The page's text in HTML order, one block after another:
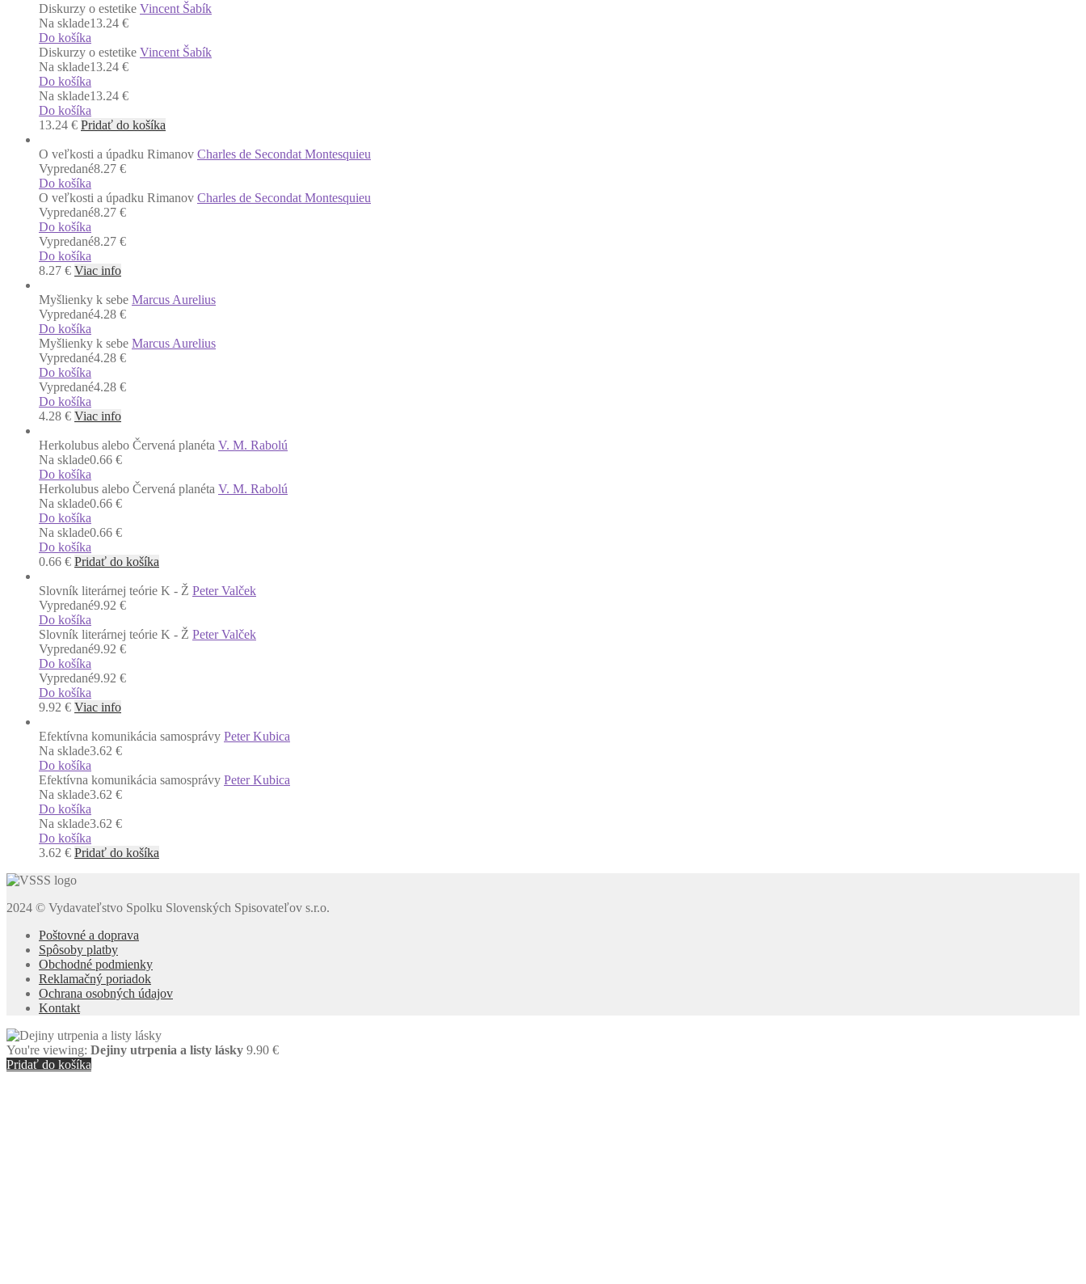
Diskurzy o estetike Vincent Šabík
Na sklade13.24 €
Do košíka
Diskurzy o estetike Vincent Šabík
Na sklade13.24 €
Do košíka
Na sklade13.24 €
Do košíka
13.24 € Pridať do košíka
O veľkosti a úpadku Rimanov Charles de Secondat Montesquieu
Vypredané8.27 €
Do košíka
O veľkosti a úpadku Rimanov Charles de Secondat Montesquieu
Vypredané8.27 €
Do košíka
Vypredané8.27 €
Do košíka
8.27 € Viac info
Myšlienky k sebe Marcus Aurelius
Vypredané4.28 €
Do košíka
Myšlienky k sebe Marcus Aurelius
Vypredané4.28 €
Do košíka
Vypredané4.28 €
Do košíka
4.28 € Viac info
Herkolubus alebo Červená planéta V. M. Rabolú
Na sklade0.66 €
Do košíka
Herkolubus alebo Červená planéta V. M. Rabolú
Na sklade0.66 €
Do košíka
Na sklade0.66 €
Do košíka
0.66 € Pridať do košíka
Slovník literárnej teórie K - Ž Peter Valček
Vypredané9.92 €
Do košíka
Slovník literárnej teórie K - Ž Peter Valček
Vypredané9.92 €
Do košíka
Vypredané9.92 €
Do košíka
9.92 € Viac info
Efektívna komunikácia samosprávy Peter Kubica
Na sklade3.62 €
Do košíka
Efektívna komunikácia samosprávy Peter Kubica
Na sklade3.62 €
Do košíka
Na sklade3.62 €
Do košíka
3.62 € Pridať do košíka
2024 © Vydavateľstvo Spolku Slovenských Spisovateľov s.r.o.
Poštovné a doprava
Spôsoby platby
Obchodné podmienky
Reklamačný poriadok
Ochrana osobných údajov
Kontakt
You're viewing: Dejiny utrpenia a listy lásky 9.90 €
Pridať do košíka